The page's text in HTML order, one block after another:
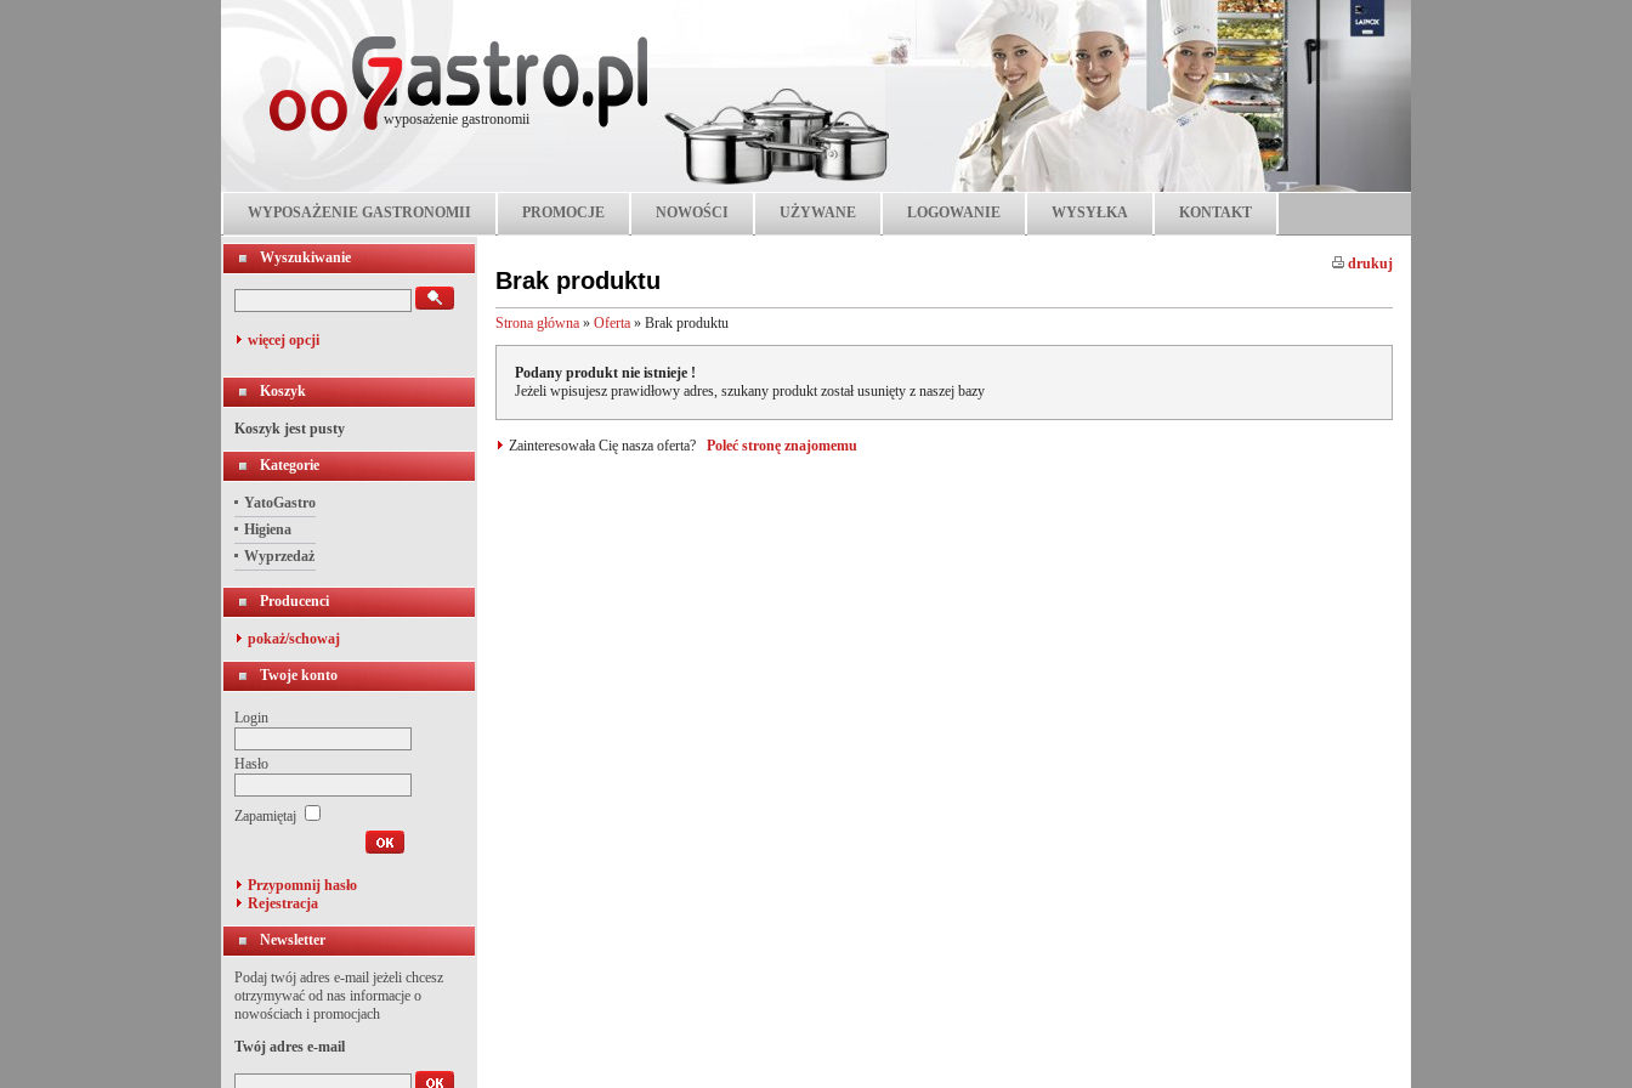
wyposażenie gastronomii
WYPOSAŻENIE GASTRONOMII PROMOCJE NOWOŚCI UŻYWANE LOGOWANIE WYSYŁKA KONTAKT
Wyszukiwanie
więcej opcji
Koszyk
Koszyk jest pusty
Kategorie
YatoGastro
Higiena
Wyprzedaż
Producenci
pokaż/schowaj
Twoje konto
Login
Hasło
Zapamiętaj
Przypomnij hasło
Rejestracja
Newsletter
Podaj twój adres e-mail jeżeli chcesz
otrzymywać od nas informacje o
nowościach i promocjach
Twój adres e-mail
drukuj
Brak produktu
Strona główna » Oferta » Brak produktu
Podany produkt nie istnieje !
Jeżeli wpisujesz prawidłowy adres, szukany produkt został usunięty z naszej bazy
Zainteresowała Cię nasza oferta? Poleć stronę znajomemu